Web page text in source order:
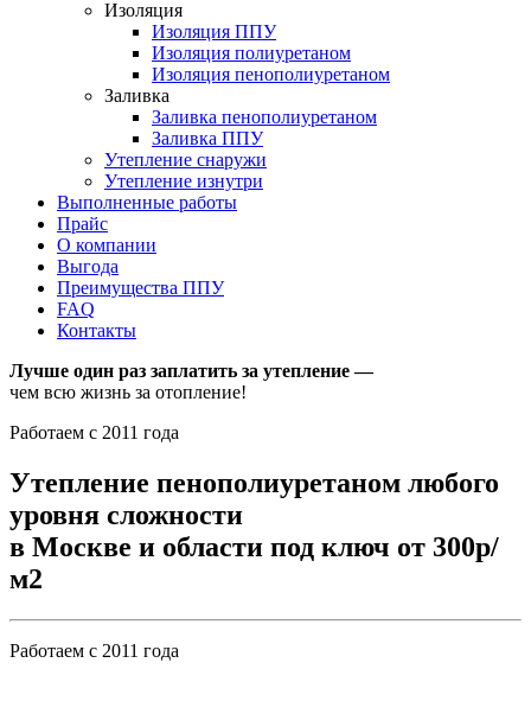
Изоляция
Изоляция ППУ
Изоляция полиуретаном
Изоляция пенополиуретаном
Заливка
Заливка пенополиуретаном
Заливка ППУ
Утепление снаружи
Утепление изнутри
Выполненные работы
Прайс
О компании
Выгода
Преимущества ППУ
FAQ
Контакты
Лучше один раз заплатить за утепление —
чем всю жизнь за отопление!
Работаем с 2011 года
Утепление пенополиуретаном любого
уровня сложности
в Москве и области под ключ от 300р/
м2
Работаем с 2011 года